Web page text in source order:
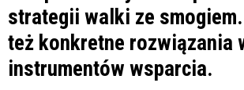
strategii walki ze
też konkretne rozwiązania
instrumentów wsparcia.